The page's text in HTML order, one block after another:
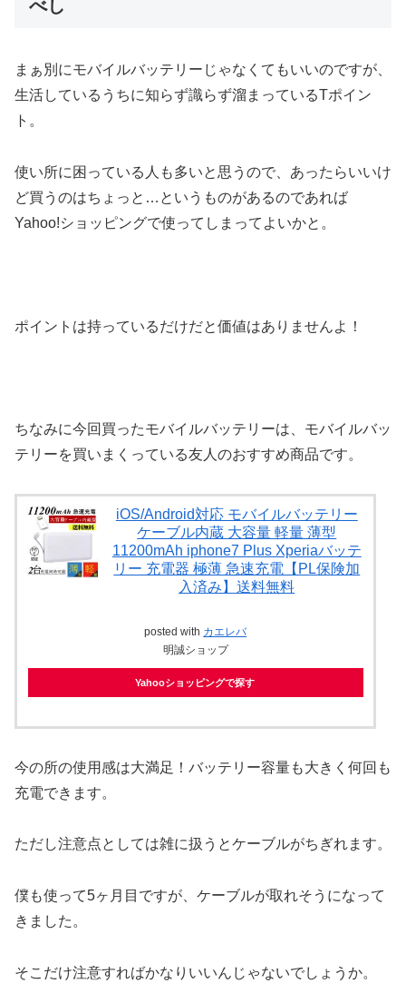
べし
まぁ別にモバイルバッテリーじゃなくてもいいのですが、
生活しているうちに知らず識らず溜まっているTポイン
ト。
使い所に困っている人も多いと思うので、あったらいいけ
ど買うのはちょっと…というものがあるのであれば
Yahoo!ショッピングで使ってしまってよいかと。
ポイントは持っているだけだと価値はありませんよ！
ちなみに今回買ったモバイルバッテリーは、モバイルバッ
テリーを買いまくっている友人のおすすめ商品です。
iOS/Android対応 モバイルバッテリー
ケーブル内蔵 大容量 軽量 薄型
11200mAh iphone7 Plus Xperiaバッテ
リー 充電器 極薄 急速充電【PL保険加
入済み】送料無料
posted with カエレバ
明誠ショップ
Yahooショッピングで探す
今の所の使用感は大満足！バッテリー容量も大きく何回も
充電できます。
ただし注意点としては雑に扱うとケーブルがちぎれます。
僕も使って5ヶ月目ですが、ケーブルが取れそうになって
きました。
そこだけ注意すればかなりいいんじゃないでしょうか。